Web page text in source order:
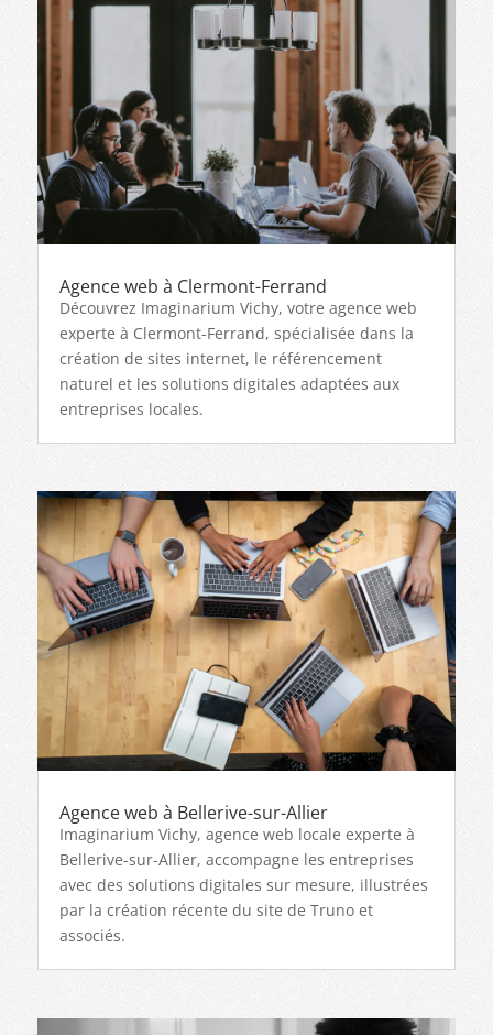
Agence web à Clermont-Ferrand
Découvrez Imaginarium Vichy, votre agence web
experte à Clermont-Ferrand, spécialisée dans la
création de sites internet, le référencement
naturel et les solutions digitales adaptées aux
entreprises locales.
Agence web à Bellerive-sur-Allier
Imaginarium Vichy, agence web locale experte à
Bellerive-sur-Allier, accompagne les entreprises
avec des solutions digitales sur mesure, illustrées
par la création récente du site de Truno et
associés.